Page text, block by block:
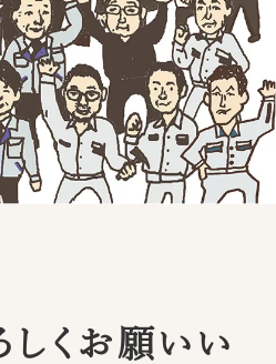
しくお願いい